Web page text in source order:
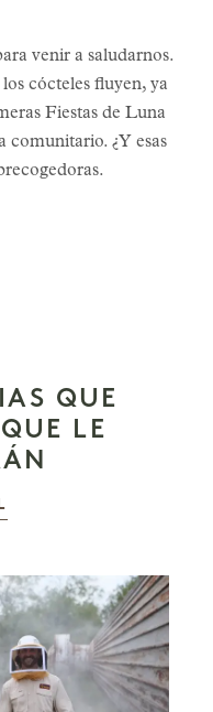
venir a saludarnos.
cócteles fluyen, ya
Fiestas de Luna
comunitario. ¿Y esas
QUE
LE